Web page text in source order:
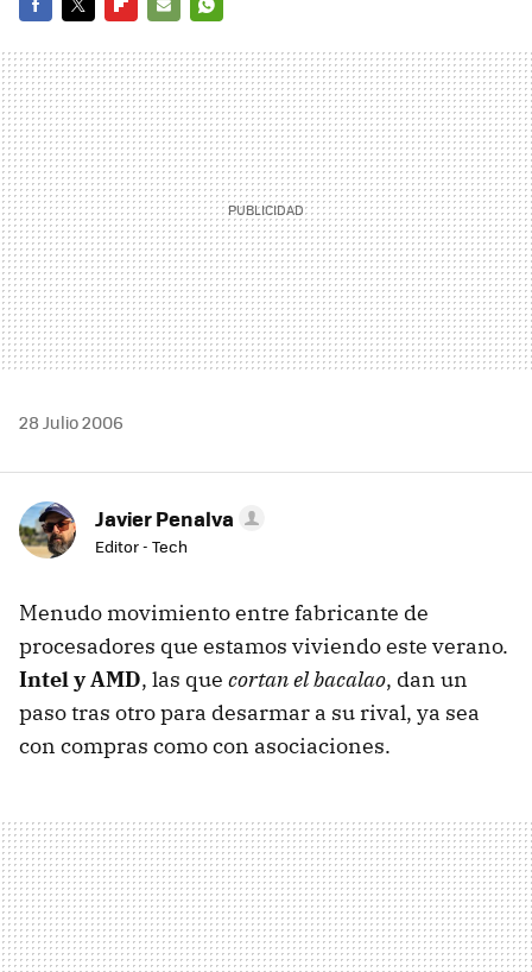
MAIL
28 Julio 2006
Javier Penalva
Editor - Tech
Menudo movimiento entre fabricante de
procesadores que estamos viviendo este verano.
Intel y AMD, las que cortan el bacalao, dan un
paso tras otro para desarmar a su rival, ya sea
con compras como con asociaciones.